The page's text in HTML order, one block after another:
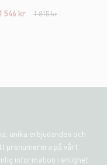
546 kr
1 815 kr
unika erbjudanden och
prenumerera på vårt
information i enlighet